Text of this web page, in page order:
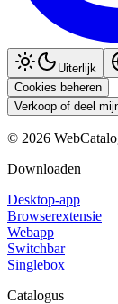
Uiterlijk
Cookies beheren
Verkoop of deel
© 2026
Downloaden
Desktop-app
Browserextensie
Webapp
Switchbar
Singlebox
Catalogus